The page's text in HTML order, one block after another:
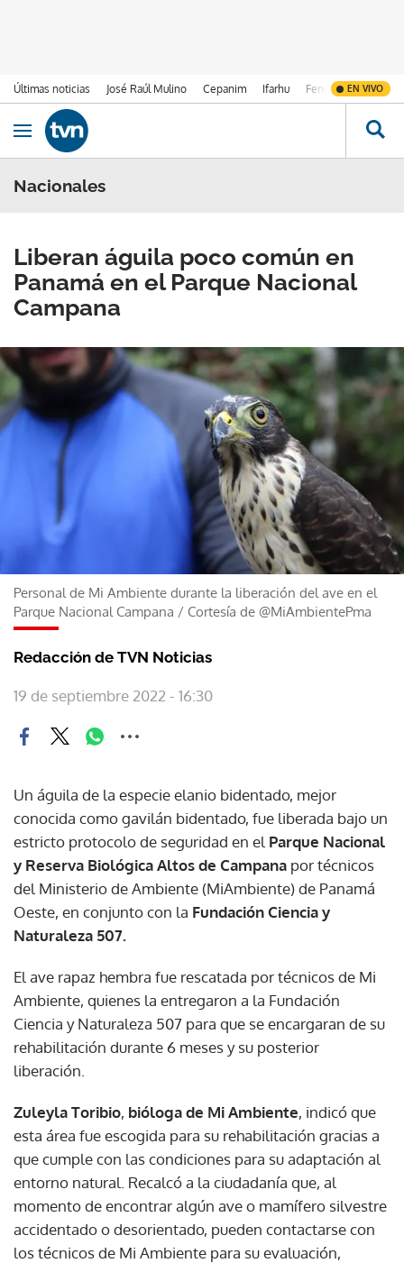
Últimas noticias José Raúl Mulino Cepanim Ifarhu Fenómeno de El
EN VIVO
Ir al contenido
Obrir navegació
Nacionales
Liberan águila poco común en
Panamá en el Parque Nacional
Campana
Personal de Mi Ambiente durante la liberación del ave en el
Parque Nacional Campana / Cortesía de @MiAmbientePma
Redacción de TVN Noticias
19 de septiembre 2022 - 16:30
Un águila de la especie elanio bidentado, mejor
conocida como gavilán bidentado, fue liberada bajo un
estricto protocolo de seguridad en el Parque Nacional
y Reserva Biológica Altos de Campana por técnicos
del Ministerio de Ambiente (MiAmbiente) de Panamá
Oeste, en conjunto con la Fundación Ciencia y
Naturaleza 507.
El ave rapaz hembra fue rescatada por técnicos de Mi
Ambiente, quienes la entregaron a la Fundación
Ciencia y Naturaleza 507 para que se encargaran de su
rehabilitación durante 6 meses y su posterior
liberación.
Zuleyla Toribio, bióloga de Mi Ambiente, indicó que
esta área fue escogida para su rehabilitación gracias a
que cumple con las condiciones para su adaptación al
entorno natural. Recalcó a la ciudadanía que, al
momento de encontrar algún ave o mamífero silvestre
accidentado o desorientado, pueden contactarse con
los técnicos de Mi Ambiente para su evaluación,